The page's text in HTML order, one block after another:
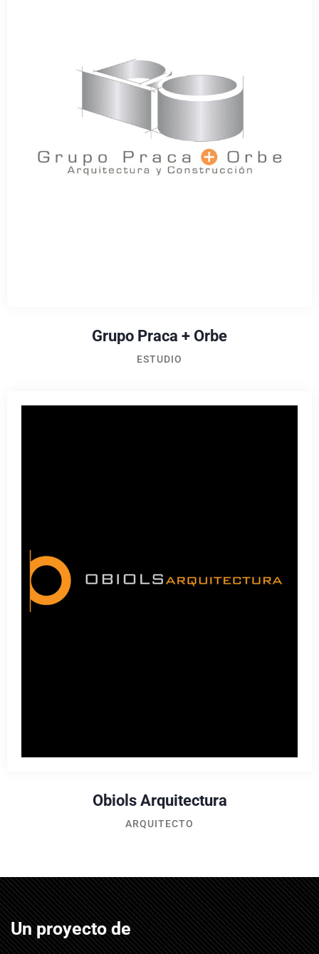
Grupo Praca + Orbe
ESTUDIO
Obiols Arquitectura
ARQUITECTO
Un proyecto de